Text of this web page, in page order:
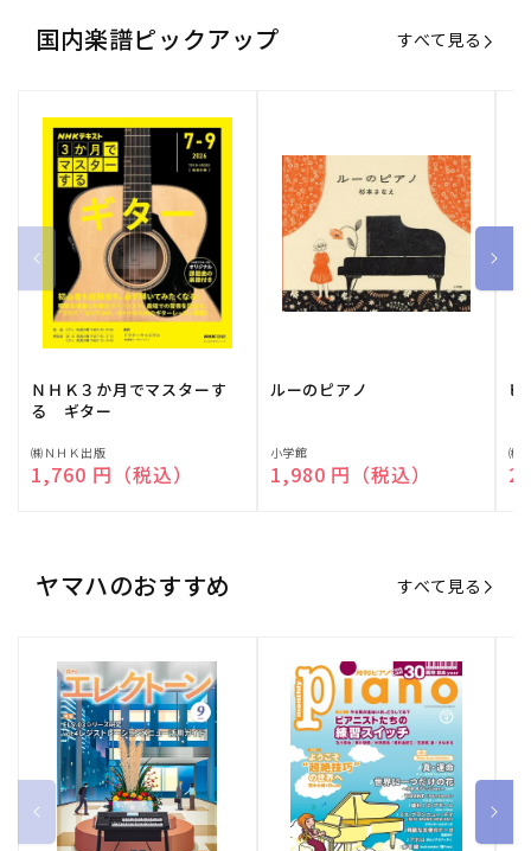
国内楽譜ピックアップ すべて見る
ＮＨＫ３か月でマスターす
る ギター
販
売
㈱ＮＨＫ出版
通常価格
1,760 円（税込）
ルーのピアノ
販
売
小学館
通常価格
1,980 円（税込）
ピ
販
売
㈱
ヤマハのおすすめ すべて見る